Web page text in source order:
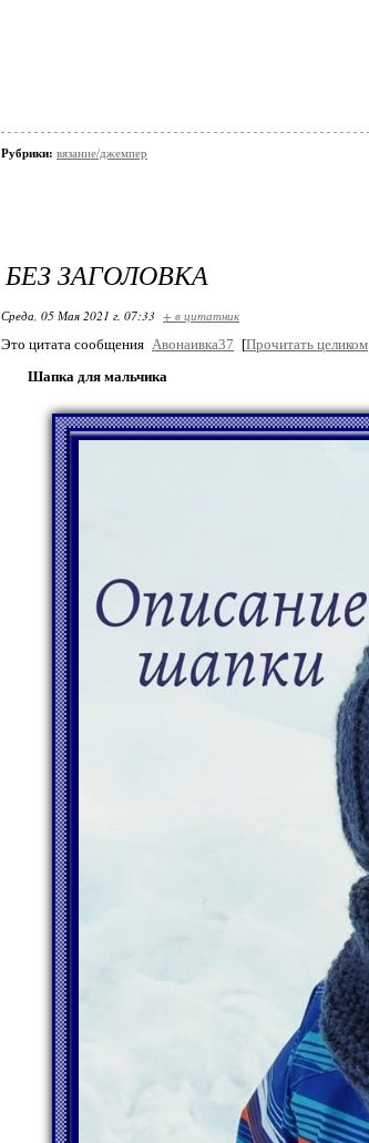
Рубрики: вязание/джемпер
БЕЗ ЗАГОЛОВКА
Среда, 05 Мая 2021 г. 07:33 + в цитатник
Это цитата сообщения Авонаивка37 [Прочитать целиком
Шапка для мальчика